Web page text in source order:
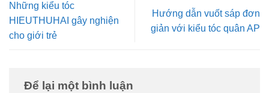
Những kiểu tóc
HIEUTHUHAI gây nghiện
cho giới trẻ
Hướng dẫn vuốt sáp đơn
giản với kiểu tóc quân AP
Để lại một bình luận